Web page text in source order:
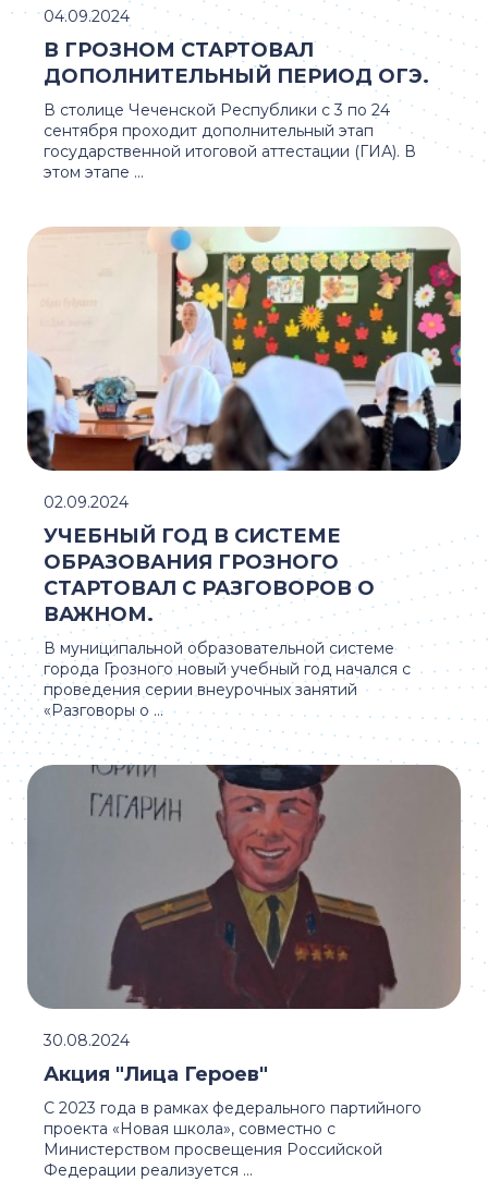
В столице Чеченской Республики с 3 по 24
сентября проходит дополнительный этап
государственной итоговой аттестации (ГИА). В
этом этапе ...
В ГРОЗНОМ СТАРТОВАЛ
ДОПОЛНИТЕЛЬНЫЙ ПЕРИОД ОГЭ.
04.09.2024
В муниципальной образовательной системе
города Грозного новый учебный год начался с
проведения серии внеурочных занятий
«Разговоры о ...
УЧЕБНЫЙ ГОД В СИСТЕМЕ
ОБРАЗОВАНИЯ ГРОЗНОГО
СТАРТОВАЛ С РАЗГОВОРОВ О
ВАЖНОМ.
02.09.2024
С 2023 года в рамках федерального партийного
проекта «Новая школа», совместно с
Министерством просвещения Российской
Федерации реализуется ...
Акция "Лица Героев"
30.08.2024